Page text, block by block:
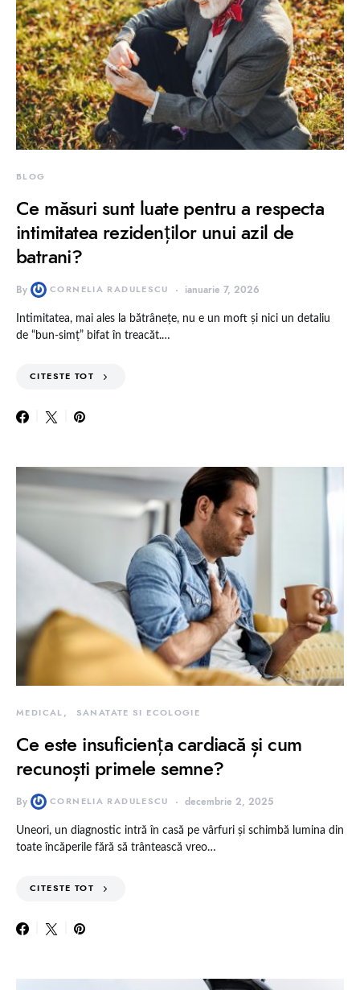
BLOG
Ce măsuri sunt luate pentru a respecta
intimitatea rezidenților unui azil de
batrani?
By CORNELIA RADULESCU ianuarie 7, 2026
Intimitatea, mai ales la bătrânețe, nu e un moft și nici un detaliu
de “bun-simț” bifat în treacăt.…
CITESTE TOT
MEDICAL SANATATE SI ECOLOGIE
Ce este insuficiența cardiacă și cum
recunoști primele semne?
By CORNELIA RADULESCU decembrie 2, 2025
Uneori, un diagnostic intră în casă pe vârfuri și schimbă lumina din
toate încăperile fără să trântească vreo…
CITESTE TOT